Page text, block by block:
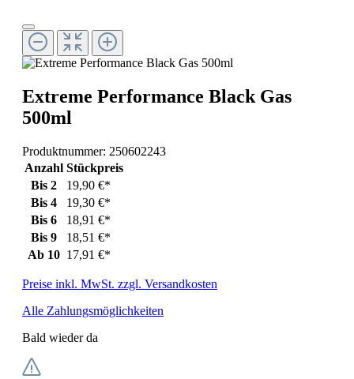
Extreme Performance Black Gas
500ml
Produktnummer: 250602243
Anzahl Stückpreis
Bis 2
19,90 €*
Bis 4
19,30 €*
Bis 6
18,91 €*
Bis 9
18,51 €*
Ab 10 17,91 €*
Preise inkl. MwSt. zzgl. Versandkosten
Alle Zahlungsmöglichkeiten
Bald wieder da